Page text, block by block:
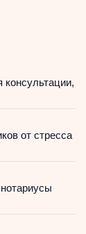
от стресса